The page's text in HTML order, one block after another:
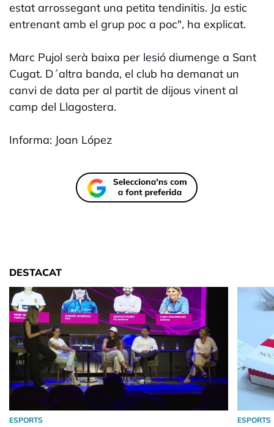
estat arrossegant una petita tendinitis. Ja estic
entrenant amb el grup poc a poc", ha explicat.
Marc Pujol serà baixa per lesió diumenge a Sant
Cugat. D´altra banda, el club ha demanat un
canvi de data per al partit de dijous vinent al
camp del Llagostera.
Informa: Joan López
DESTACAT
ESPORTS ESPORTS